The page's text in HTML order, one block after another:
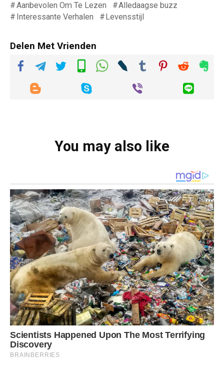
Aanbevolen Om Te Lezen
Alledaagse buzz
Interessante Verhalen
Levensstijl
Delen Met Vrienden
You may also like